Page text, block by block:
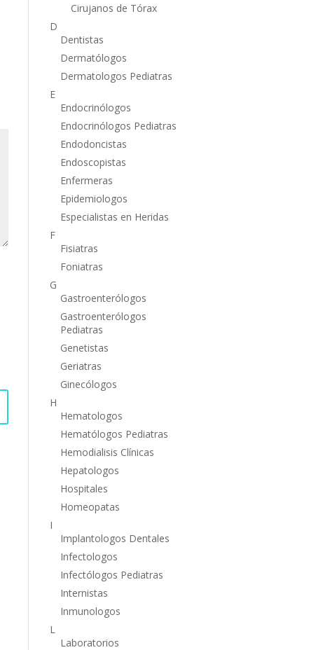
Cirujanos de Tórax
D
Dentistas
Dermatólogos
Dermatologos Pediatras
E
Endocrinólogos
Endocrinólogos Pediatras
Endodoncistas
Endoscopistas
Enfermeras
Epidemiologos
Especialistas en Heridas
F
Fisiatras
Foniatras
G
Gastroenterólogos
Gastroenterólogos
Pediatras
Genetistas
Geriatras
Ginecólogos
H
Hematologos
Hematólogos Pediatras
Hemodialisis Clínicas
Hepatologos
Hospitales
Homeopatas
I
Implantologos Dentales
Infectologos
Infectólogos Pediatras
Internistas
Inmunologos
L
Laboratorios